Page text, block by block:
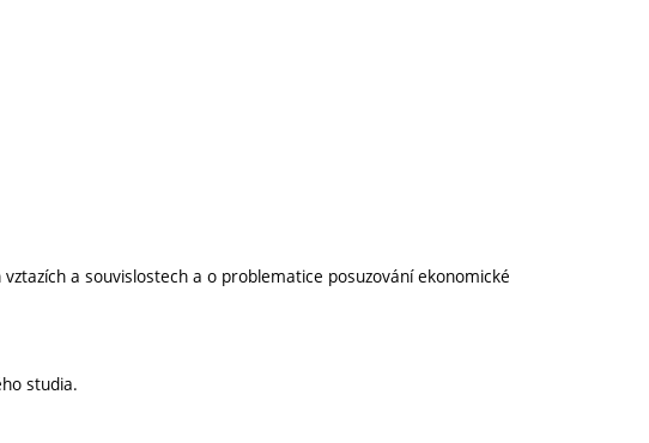
a souvislostech a o problematice posuzování ekonomické
studia.